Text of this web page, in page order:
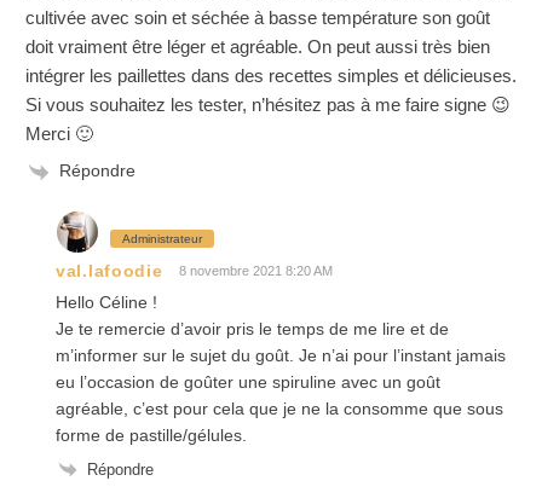
cultivée avec soin et séchée à basse température son goût
doit vraiment être léger et agréable. On peut aussi très bien
intégrer les paillettes dans des recettes simples et délicieuses.
Si vous souhaitez les tester, n’hésitez pas à me faire signe 😉
Merci 🙂
Répondre
Administrateur
val.lafoodie 8 novembre 2021 8:20 AM
Hello Céline !
Je te remercie d’avoir pris le temps de me lire et de
m’informer sur le sujet du goût. Je n’ai pour l’instant jamais
eu l’occasion de goûter une spiruline avec un goût
agréable, c’est pour cela que je ne la consomme que sous
forme de pastille/gélules.
Répondre